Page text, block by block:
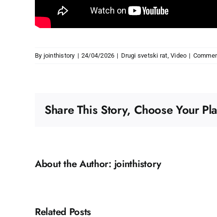
By jointhistory | 24/04/2026 | Drugi svetski rat,Video |
Share This Story, Choose Your
About the Author: jointhistory
Related Posts